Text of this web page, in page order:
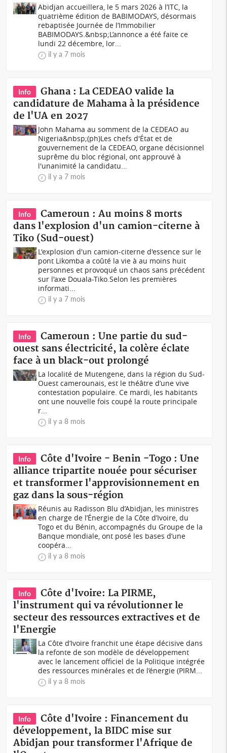
Abidjan accueillera, le 5 mars 2026 à l’ITC, la
quatrième édition de BABIMODAYS, désormais
rebaptisée Journée de l’Immobilier
BABIMODAYS.&nbsp;L’annonce a été faite ce
lundi 22 décembre, lor...
il y a 7 mois
Info
Ghana : La CEDEAO valide la
candidature de Mahama à la présidence
de l'UA en 2027
John Mahama au somment de la CEDEAO au
Nigeria&nbsp;(ph)Les chefs d'État et de
gouvernement de la CEDEAO, organe décisionnel
suprême du bloc régional, ont approuvé à
l'unanimité la candidatu...
il y a 7 mois
Info
Cameroun : Au moins 8 morts
dans l'explosion d'un camion-citerne à
Tiko (Sud-ouest)
L'explosion d'un camion-citerne d'essence sur le
pont Likomba a coûté la vie à au moins huit
personnes et provoqué un chaos sans précédent
sur l'axe Douala-Tiko.Selon les premières
informati...
il y a 7 mois
Info
Cameroun : Une partie du sud-
ouest sans électricité, la colère éclate
face à un black-out prolongé
La localité de Mutengene, dans la région du Sud-
Ouest camerounais, est le théâtre d’une vive
contestation populaire. Ce mardi, les habitants
ont une nouvelle fois coupé la route principale
r...
il y a 8 mois
Info
Côte d'Ivoire - Benin -Togo : Une
alliance tripartite nouée pour sécuriser
et transformer l'approvisionnement en
gaz dans la sous-région
Réunis au Radisson Blu d’Abidjan, les ministres
en charge de l’Énergie de la Côte d’Ivoire, du
Togo et du Bénin, accompagnés du Groupe de la
Banque mondiale, ont posé les bases d’une
coopéra...
il y a 8 mois
Info
Côte d'Ivoire: La PIRME,
l'instrument qui va révolutionner le
secteur des ressources extractives et de
l'Energie
La Côte d’Ivoire franchit une étape décisive dans
la refonte de son modèle de développement
avec le lancement officiel de la Politique intégrée
des ressources minérales et de l’énergie (PIRM...
il y a 8 mois
Info
Côte d'Ivoire : Financement du
développement, la BIDC mise sur
Abidjan pour transformer l'Afrique de